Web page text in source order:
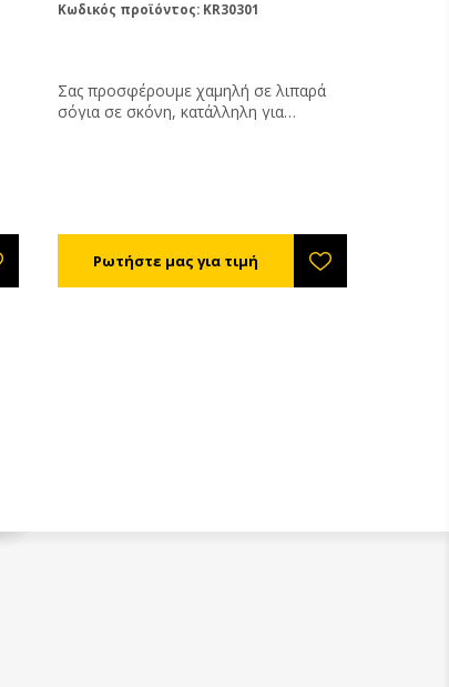
Κωδικός προϊόντος: KR30301
Σας προσφέρουμε χαμηλή σε λιπαρά
σόγια σε σκόνη, κατάλληλη για